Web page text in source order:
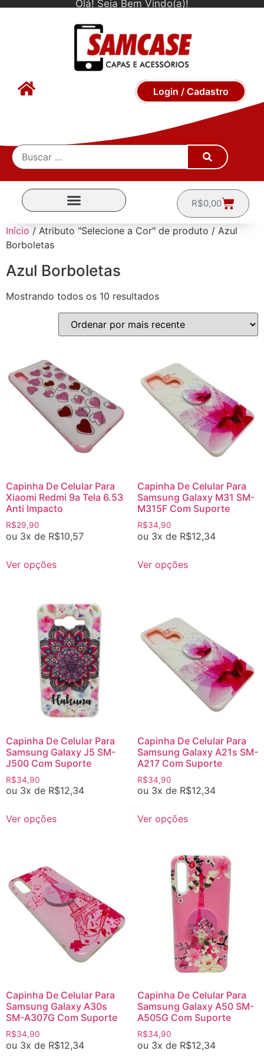
Olá! Seja Bem Vindo(a)!
Login / Cadastro
R$0,00
Início / Atributo "Selecione a Cor" de produto / Azul
Borboletas
Azul Borboletas
Mostrando todos os 10 resultados
Capinha De Celular Para
Xiaomi Redmi 9a Tela 6.53
Anti Impacto
R$29,90
ou 3x de R$10,57
Ver opções
Capinha De Celular Para
Samsung Galaxy M31 SM-
M315F Com Suporte
R$34,90
ou 3x de R$12,34
Ver opções
Capinha De Celular Para
Samsung Galaxy J5 SM-
J500 Com Suporte
R$34,90
ou 3x de R$12,34
Ver opções
Capinha De Celular Para
Samsung Galaxy A21s SM-
A217 Com Suporte
R$34,90
ou 3x de R$12,34
Ver opções
Capinha De Celular Para
Samsung Galaxy A30s
SM-A307G Com Suporte
R$34,90
ou 3x de R$12,34
Capinha De Celular Para
Samsung Galaxy A50 SM-
A505G Com Suporte
R$34,90
ou 3x de R$12,34